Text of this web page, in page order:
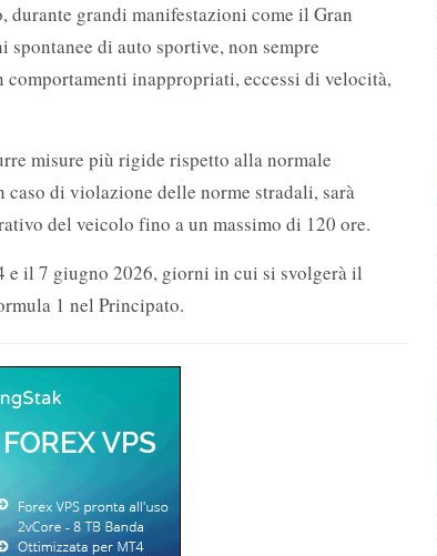
durante grandi manifestazioni come il Gran
di auto sportive, non sempre
inappropriati, eccessi di velocità,
misure più rigide rispetto alla normale
di violazione delle norme stradali, sarà
del veicolo fino a un massimo di 120 ore.
e il 7 giugno 2026, giorni in cui si svolgerà il
1 nel Principato.